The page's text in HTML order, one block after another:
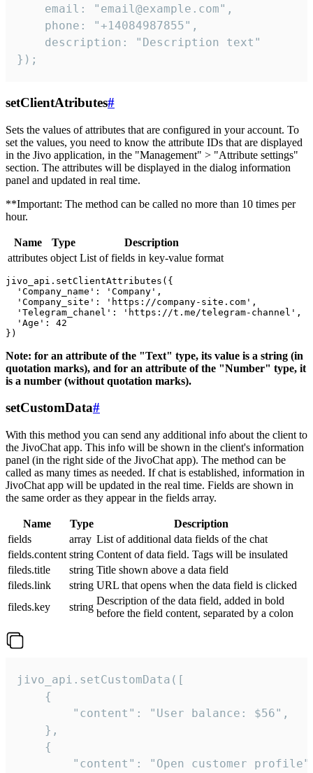
    email: "email@example.com",
    phone: "+14084987855",
    description: "Description text"
});
setClientAtributes#
Sets the values ​​of attributes that are configured in your account. To
set the values, you need to know the attribute IDs that are displayed
in the Jivo application, in the "Management" > "Attribute settings"
section. The attributes will be displayed in the dialog information
panel and updated in real time.
**Important: The method can be called no more than 10 times per
hour.
Name Type
Description
attributes object List of fields in key-value format
jivo_api.setClientAttributes({
  'Company_name': 'Company',
  'Company_site': 'https://company-site.com',
  'Telegram_chanel': 'https://t.me/telegram-channel',
  'Age': 42
Note: for an attribute of the "Text" type, its value is a string (in
quotation marks), and for an attribute of the "Number" type, it
is a number (without quotation marks).
setCustomData#
With this method you can send any additional info about the client to
the JivoChat app. This info will be shown in the client's information
panel (in the right side of the JivoChat app). The method can be
called as many times as needed. If chat is established, information in
JivoChat app will be updated in the real time. Fields are shown in
the same order as they appear in the fields array.
Name Type
Description
fields
array List of additional data fields of the chat
fields.content string Content of data field. Tags will be insulated
fileds.title
string Title shown above a data field
fileds.link
string URL that opens when the data field is clicked
fileds.key
string
Description of the data field, added in bold
before the field content, separated by a colon
jivo_api.setCustomData([
    {
        "content": "User balance: $56",
    },
    {
"content": "Open customer